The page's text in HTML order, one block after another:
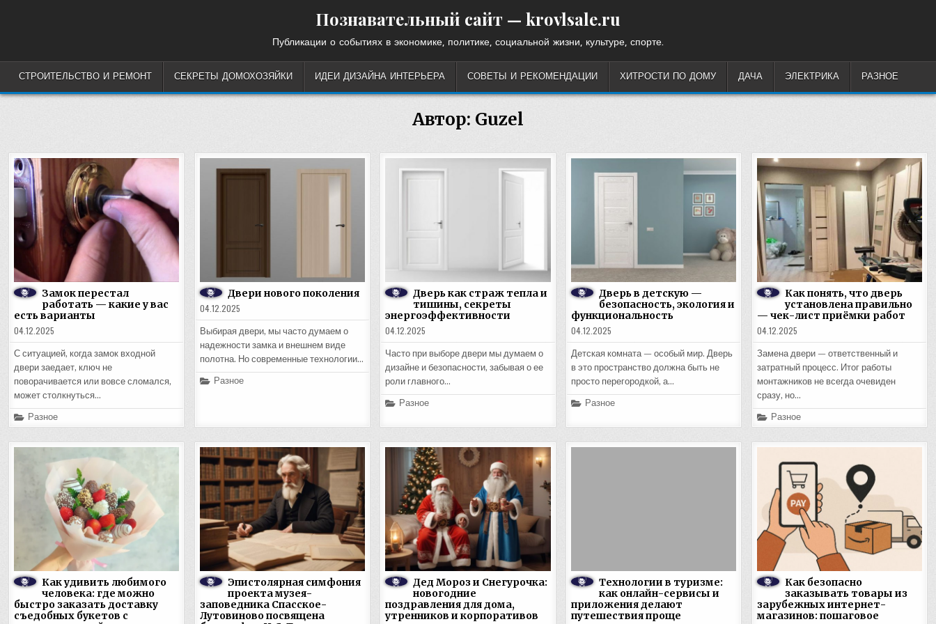
Познавательный сайт — krovlsale.ru
Публикации о событиях в экономике, политике, социальной жизни, культуре, спорте.
СТРОИТЕЛЬСТВО И РЕМОНТ СЕКРЕТЫ ДОМОХОЗЯЙКИ ИДЕИ ДИЗАЙНА ИНТЕРЬЕРА СОВЕТЫ И РЕКОМЕНДАЦИИ ХИТРОСТИ ПО ДОМУ ДАЧА ЭЛЕКТРИКА РАЗНОЕ
Автор: Guzel
Замок перестал
работать — какие у вас
есть варианты
04.12.2025
С ситуацией, когда замок входной
двери заедает, ключ не
поворачивается или вовсе сломался,
может столкнуться…
Posted
in
Разное
Двери нового поколения
04.12.2025
Выбирая двери, мы часто думаем о
надежности замка и внешнем виде
полотна. Но современные технологии…
Posted
Разное
Дверь как страж тепла и
тишины, секреты
энергоэффективности
04.12.2025
Часто при выборе двери мы думаем о
дизайне и безопасности, забывая о ее
роли главного…
Posted
Разное
Дверь в детскую —
безопасность, экология и
функциональность
04.12.2025
Детская комната — особый мир. Дверь
в это пространство должна быть не
просто перегородкой, а…
Posted
Разное
Как понять, что дверь
установлена правильно
— чек-лист приёмки работ
04.12.2025
Замена двери — ответственный и
затратный процесс. Итог работы
монтажников не всегда очевиден
сразу, но…
Posted
in
Разное
Как удивить любимого
человека: где можно
быстро заказать доставку
съедобных букетов с
Эпистолярная симфония
проекта музея-
заповедника Спасское-
Лутовиново посвящена
Дед Мороз и Снегурочка:
новогодние
поздравления для дома,
утренников и корпоративов
Технологии в туризме:
как онлайн-сервисы и
приложения делают
путешествия проще
Как безопасно
заказывать товары из
зарубежных интернет-
магазинов: пошаговое